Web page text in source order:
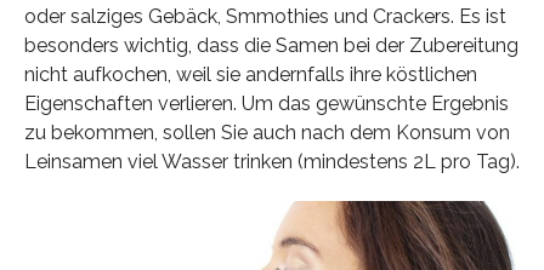
oder salziges Gebäck, Smmothies und Crackers. Es ist
besonders wichtig, dass die Samen bei der Zubereitung
nicht aufkochen, weil sie andernfalls ihre köstlichen
Eigenschaften verlieren. Um das gewünschte Ergebnis
zu bekommen, sollen Sie auch nach dem Konsum von
Leinsamen viel Wasser trinken (mindestens 2L pro Tag).